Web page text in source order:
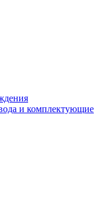
и комплектующие